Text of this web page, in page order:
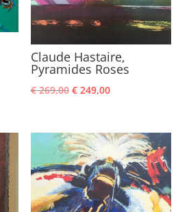
Claude Hastaire,
Pyramides Roses
€269,00 Oorspronkelijke
€ 269,00.
€249,00Huidige
€ 249,00.